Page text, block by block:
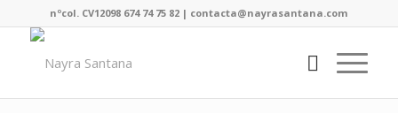
nºcol. CV12098 674 74 75 82 | contacta@nayrasantana.com